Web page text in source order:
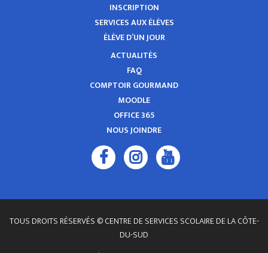
INSCRIPTION
SERVICES AUX ÉLÈVES
ÉLÈVE D’UN JOUR
ACTUALITÉS
FAQ
COMPTOIR GOURMAND
MOODLE
OFFICE 365
NOUS JOINDRE
TOUS DROITS RÉSERVÉS © CENTRE DE SERVICES SCOLAIRE DE LA CÔTE-
DU-SUD